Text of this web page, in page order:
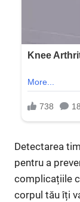
Detectarea
pentru a
complicațiile
corpul tău îți